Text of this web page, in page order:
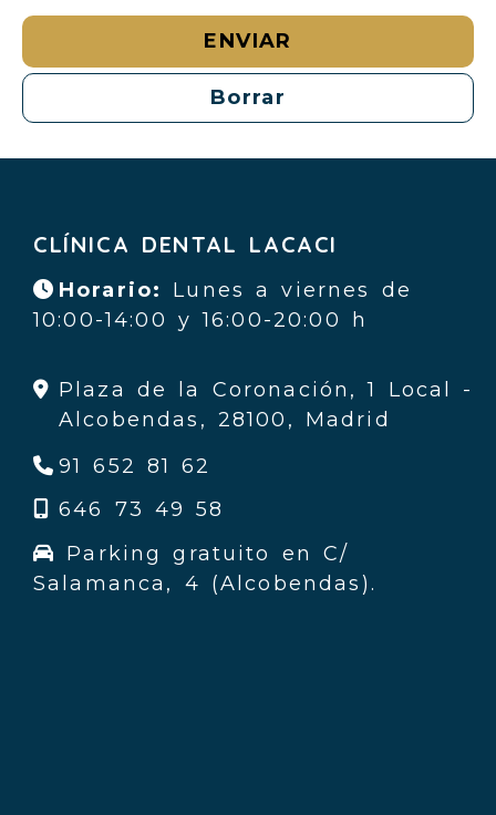
ENVIAR
Borrar
CLÍNICA DENTAL LACACI
Horario:
Lunes a viernes de
10:00-14:00 y 16:00-20:00 h
Plaza de la Coronación, 1 Local -
Alcobendas, 28100, Madrid
91 652 81 62
646 73 49 58
Parking gratuito en C/
Salamanca, 4 (Alcobendas).